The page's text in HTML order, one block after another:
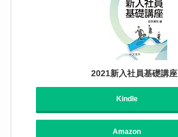
2021新入社員基礎講座
Kindle
Amazon